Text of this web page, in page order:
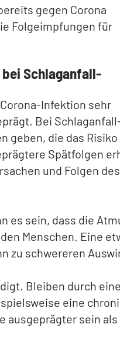
gegen Corona
Folgeimpfungen für
Schlaganfall-
Infektion sehr
Bei
geben, die das
Spätfolgen
und Folgen des
es sein, dass die
Menschen. Eine
zu schwereren
Bleiben durch
eine
ausgeprägter sein